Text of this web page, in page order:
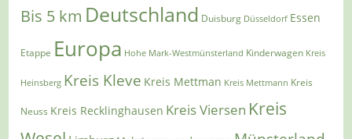
Bis 5 km Deutschland Duisburg Düsseldorf Essen
Etappe Europa Hohe Mark-Westmünsterland Kinderwagen Kreis
Heinsberg Kreis Kleve Kreis Mettman Kreis Mettmann Kreis
Neuss Kreis Recklinghausen Kreis Viersen Kreis